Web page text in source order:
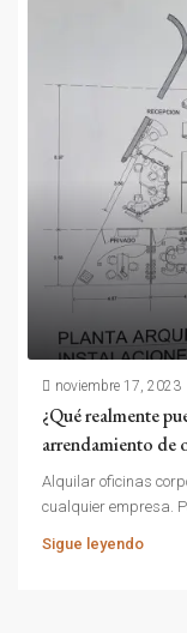
noviembre 17, 2023
¿Qué realmente
arrendamiento de
Alquilar oficinas
cualquier empresa.
Sigue leyendo